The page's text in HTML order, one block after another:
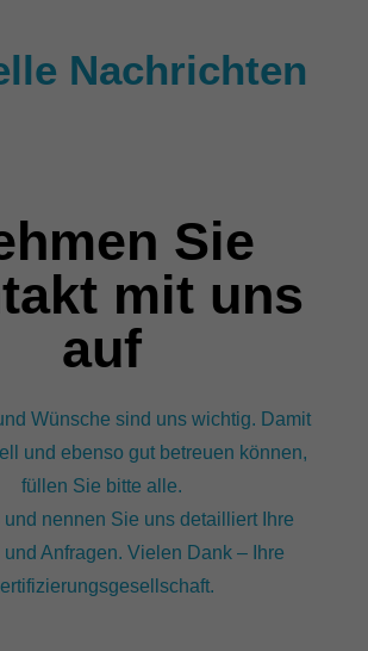
Nachrichten
Sie
mit uns
auf
Wünsche sind uns wichtig. Damit
und ebenso gut betreuen können,
füllen Sie bitte alle.
und nennen Sie uns detailliert Ihre
Anfragen. Vielen Dank – Ihre